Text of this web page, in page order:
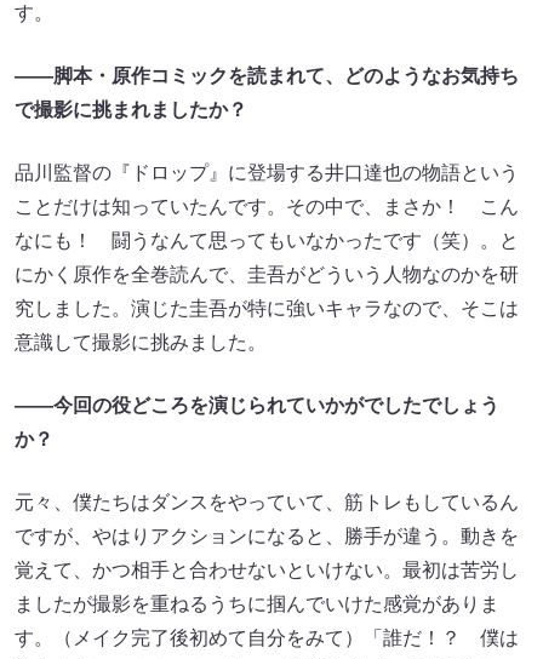
す。
――脚本・原作コミックを読まれて、どのようなお気持ち
で撮影に挑まれましたか？
品川監督の『ドロップ』に登場する井口達也の物語という
ことだけは知っていたんです。その中で、まさか！ こん
なにも！ 闘うなんて思ってもいなかったです（笑）。と
にかく原作を全巻読んで、圭吾がどういう人物なのかを研
究しました。演じた圭吾が特に強いキャラなので、そこは
意識して撮影に挑みました。
――今回の役どころを演じられていかがでしたでしょう
か？
元々、僕たちはダンスをやっていて、筋トレもしているん
ですが、やはりアクションになると、勝手が違う。動きを
覚えて、かつ相手と合わせないといけない。最初は苦労し
ましたが撮影を重ねるうちに掴んでいけた感覚がありま
す。（メイク完了後初めて自分をみて）「誰だ！？ 僕は